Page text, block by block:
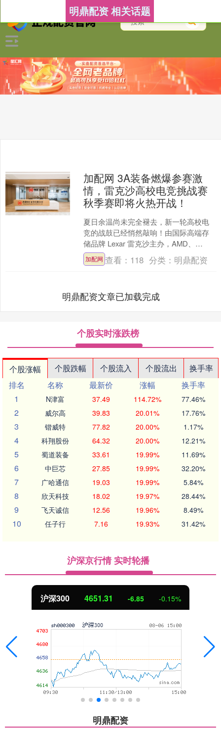
明鼎配资 相关话题
加配网 3A装备燃爆参赛激
情，雷克沙高校电竞挑战赛
秋季赛即将火热开战！
夏日余温尚未完全褪去，新一轮高校电
竞的战鼓已经悄然敲响！由国际高端存
储品牌 Lexar 雷克沙主办，AMD、
AORUS、LG等国际大牌协办，并由电脑
报联合承办的....
加配网 查看： 118 分类： 明鼎配资
明鼎配资文章已加载完成
个股实时涨跌榜
个股涨幅 个股跌幅 个股流入 个股流出
换手率
排名
名称 最新价 涨幅
换手率
1
N津富 37.49 114.72% 77.46%
2 威尔高 39.83 20.01% 17.76%
3 锴威特 77.82 20.00% 1.17%
4 科翔股份 64.32 20.00% 12.21%
5 蜀道装备 33.61 19.99% 11.69%
6 中巨芯 27.85 19.99% 32.20%
7 广哈通信 19.03 19.99% 5.84%
8 欣天科技 18.02 19.97% 28.44%
9 飞天诚信 12.56 19.96% 8.49%
10 任子行 7.16 19.93% 31.42%
沪深京行情 实时轮播
北证50 1122.88 3.42 0.30%
明鼎配资